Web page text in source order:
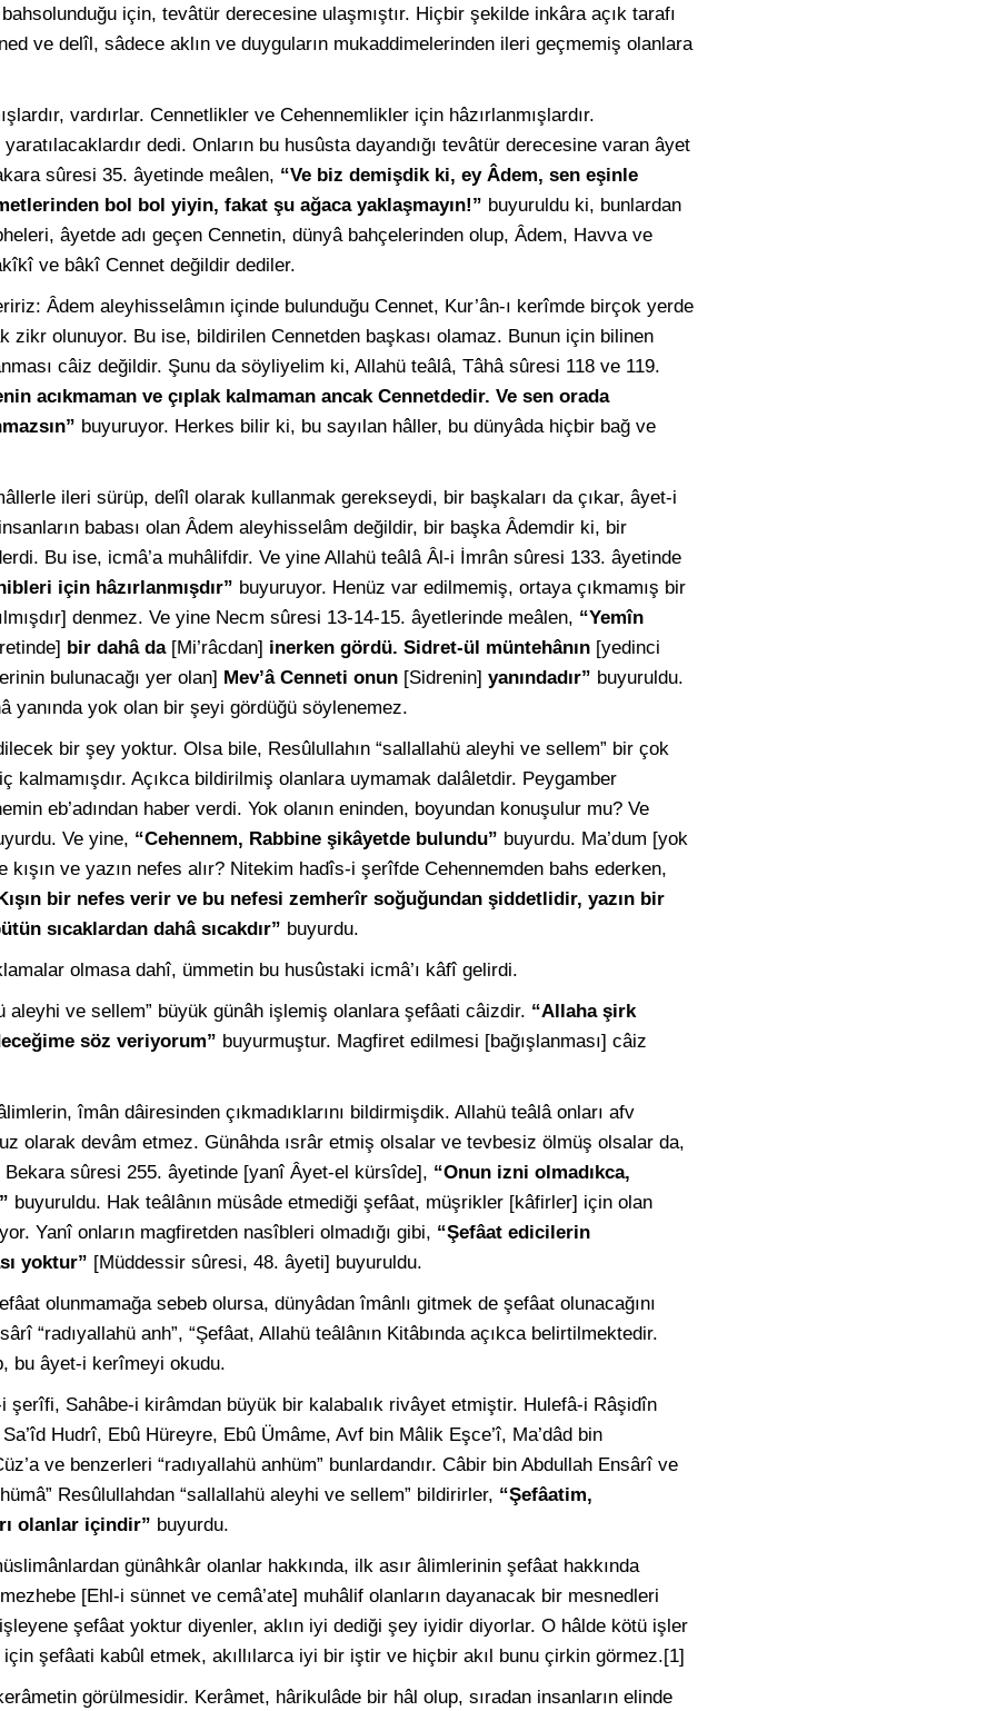
için, tevâtür derecesine ulaşmıştır. Hiçbir şekilde inkâra açık tarafı
ve delîl, sâdece aklın ve duyguların mukaddimelerinden ileri geçmemiş olanlara
vardırlar. Cennetlikler ve Cehennemlikler için hâzırlanmışlardır.
dedi. Onların bu husûsta dayandığı tevâtür derecesine varan âyet
sûresi 35. âyetinde meâlen, “Ve biz demişdik ki, ey Âdem, sen eşinle
bol bol yiyin, fakat şu ağaca yaklaşmayın!” buyuruldu ki, bunlardan
âyetde adı geçen Cennetin, dünyâ bahçelerinden olup, Âdem, Havva ve
ve bâkî Cennet değildir dediler.
Âdem aleyhisselâmın içinde bulunduğu Cennet, Kur’ân-ı kerîmde birçok yerde
zikr olunuyor. Bu ise, bildirilen Cennetden başkası olamaz. Bunun için bilinen
câiz değildir. Şunu da söyliyelim ki, Allahü teâlâ, Tâhâ sûresi 118 ve 119.
acıkmaman ve çıplak kalmaman ancak Cennetdedir. Ve sen orada
buyuruyor. Herkes bilir ki, bu sayılan hâller, bu dünyâda hiçbir bağ ve
ileri sürüp, delîl olarak kullanmak gerekseydi, bir başkaları da çıkar, âyet-i
babası olan Âdem aleyhisselâm değildir, bir başka Âdemdir ki, bir
Bu ise, icmâ’a muhâlifdir. Ve yine Allahü teâlâ Âl-i İmrân sûresi 133. âyetinde
için hâzırlanmışdır” buyuruyor. Henüz var edilmemiş, ortaya çıkmamış bir
denmez. Ve yine Necm sûresi 13-14-15. âyetlerinde meâlen, “Yemîn
bir dahâ da [Mi’râcdan] inerken gördü. Sidret-ül müntehânın [yedinci
bulunacağı yer olan] Mev’â Cenneti onun [Sidrenin] yanındadır” buyuruldu.
yanında yok olan bir şeyi gördüğü söylenemez.
bir şey yoktur. Olsa bile, Resûlullahın “sallallahü aleyhi ve sellem” bir çok
kalmamışdır. Açıkca bildirilmiş olanlara uymamak dalâletdir. Peygamber
eb’adından haber verdi. Yok olanın eninden, boyundan konuşulur mu? Ve
Ve yine, “Cehennem, Rabbine şikâyetde bulundu” buyurdu. Ma’dum [yok
kışın ve yazın nefes alır? Nitekim hadîs-i şerîfde Cehennemden bahs ederken,
bir nefes verir ve bu nefesi zemherîr soğuğundan şiddetlidir, yazın bir
sıcaklardan dahâ sıcakdır” buyurdu.
olmasa dahî, ümmetin bu husûstaki icmâ’ı kâfî gelirdi.
aleyhi ve sellem” büyük günâh işlemiş olanlara şefâati câizdir. “Allaha şirk
söz veriyorum” buyurmuştur. Magfiret edilmesi [bağışlanması] câiz
îmân dâiresinden çıkmadıklarını bildirmişdik. Allahü teâlâ onları afv
olarak devâm etmez. Günâhda ısrâr etmiş olsalar ve tevbesiz ölmüş olsalar da,
sûresi 255. âyetinde [yanî Âyet-el kürsîde], “Onun izni olmadıkca,
buyuruldu. Hak teâlânın müsâde etmediği şefâat, müşrikler [kâfirler] için olan
Yanî onların magfiretden nasîbleri olmadığı gibi, “Şefâat edicilerin
yoktur” [Müddessir sûresi, 48. âyeti] buyuruldu.
olunmamağa sebeb olursa, dünyâdan îmânlı gitmek de şefâat olunacağını
“radıyallahü anh”, “Şefâat, Allahü teâlânın Kitâbında açıkca belirtilmektedir.
bu âyet-i kerîmeyi okudu.
şerîfi, Sahâbe-i kirâmdan büyük bir kalabalık rivâyet etmiştir. Hulefâ-i Râşidîn
Hudrî, Ebû Hüreyre, Ebû Ümâme, Avf bin Mâlik Eşce’î, Ma’dâd bin
ve benzerleri “radıyallahü anhüm” bunlardandır. Câbir bin Abdullah Ensârî ve
Resûlullahdan “sallallahü aleyhi ve sellem” bildirirler, “Şefâatim,
olanlar içindir” buyurdu.
günâhkâr olanlar hakkında, ilk asır âlimlerinin şefâat hakkında
[Ehl-i sünnet ve cemâ’ate] muhâlif olanların dayanacak bir mesnedleri
şefâat yoktur diyenler, aklın iyi dediği şey iyidir diyorlar. O hâlde kötü işler
için şefâati kabûl etmek, akıllılarca iyi bir iştir ve hiçbir akıl bunu çirkin görmez.[1]
görülmesidir. Kerâmet, hârikulâde bir hâl olup, sıradan insanların elinde